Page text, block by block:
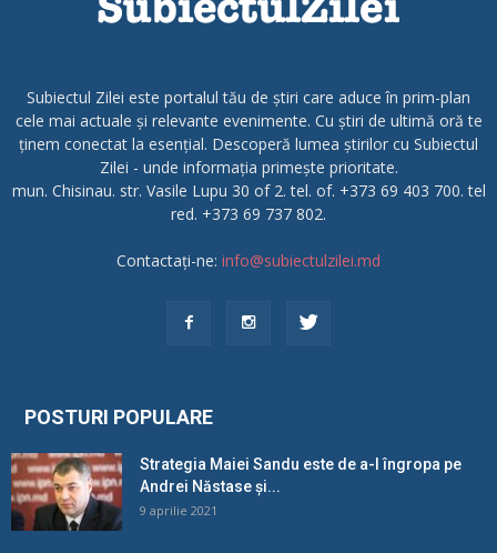
Subiectul Zilei este portalul tău de știri care aduce în prim-plan
cele mai actuale și relevante evenimente. Cu știri de ultimă oră te
ținem conectat la esențial. Descoperă lumea știrilor cu Subiectul
Zilei - unde informația primește prioritate.
mun. Chisinau. str. Vasile Lupu 30 of 2. tel. of. +373 69 403 700. tel
red. +373 69 737 802.
Contactați-ne: info@subiectulzilei.md
POSTURI POPULARE
Strategia Maiei Sandu este de a-l îngropa pe
Andrei Năstase și...
9 aprilie 2021